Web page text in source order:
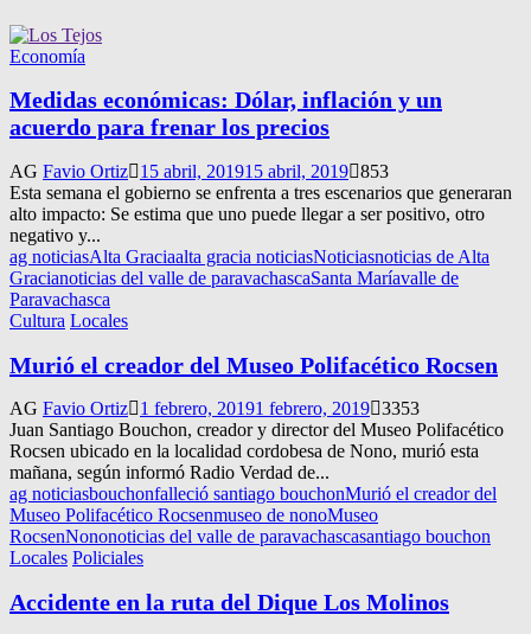
Economía
Medidas económicas: Dólar, inflación y un
acuerdo para frenar los precios
AG Favio Ortiz 15 abril, 201915 abril, 2019 853
Esta semana el gobierno se enfrenta a tres escenarios que generaran
alto impacto: Se estima que uno puede llegar a ser positivo, otro
negativo y...
ag noticiasAlta Graciaalta gracia noticiasNoticiasnoticias de Alta
Gracianoticias del valle de paravachascaSanta Maríavalle de
Paravachasca
Cultura Locales
Murió el creador del Museo Polifacético Rocsen
AG Favio Ortiz 1 febrero, 20191 febrero, 2019 3353
Juan Santiago Bouchon, creador y director del Museo Polifacético
Rocsen ubicado en la localidad cordobesa de Nono, murió esta
mañana, según informó Radio Verdad de...
ag noticiasbouchonfalleció santiago bouchonMurió el creador del
Museo Polifacético Rocsenmuseo de nonoMuseo
RocsenNononoticias del valle de paravachascasantiago bouchon
Locales Policiales
Accidente en la ruta del Dique Los Molinos